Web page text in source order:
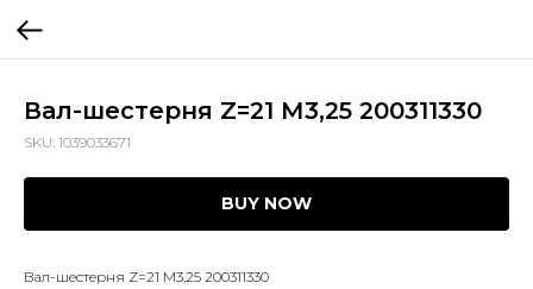
Вал-шестерня Z=21 М3,25 200311330
SKU: 1039033671
BUY NOW
Вал-шестерня Z=21 М3,25 200311330